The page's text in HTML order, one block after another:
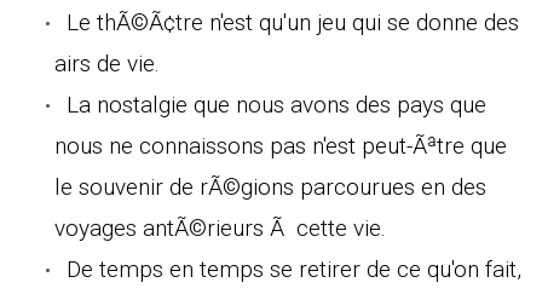
Le thÃ©Ã¢tre n'est qu'un jeu qui se donne des
airs de vie.
La nostalgie que nous avons des pays que
nous ne connaissons pas n'est peut-Ãªtre que
le souvenir de rÃ©gions parcourues en des
voyages antÃ©rieurs Ã cette vie.
De temps en temps se retirer de ce qu'on fait,